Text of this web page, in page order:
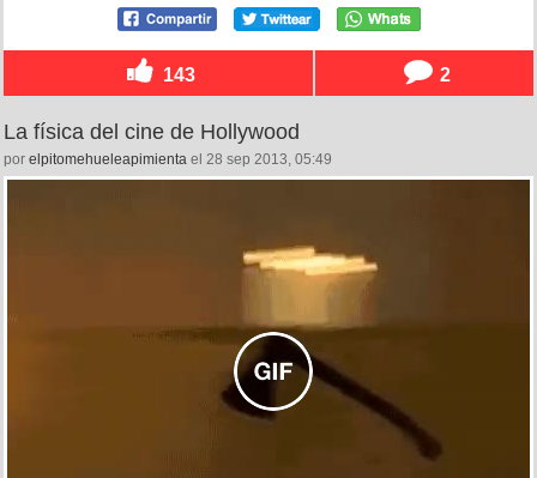
143 2
La física del cine de Hollywood
por elpitomehueleapimienta el 28 sep 2013, 05:49